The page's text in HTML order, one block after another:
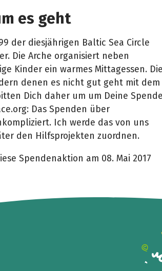
es geht
der diesjährigen Baltic Sea Circle
Die Arche organisiert neben
Kinder ein warmes Mittagessen.
denen es nicht gut geht mit dem
Dich daher um um Deine
Das Spenden über
Ich werde das von uns
den Hilfsprojekten zuordnen.
Spendenaktion am 08. Mai 2017